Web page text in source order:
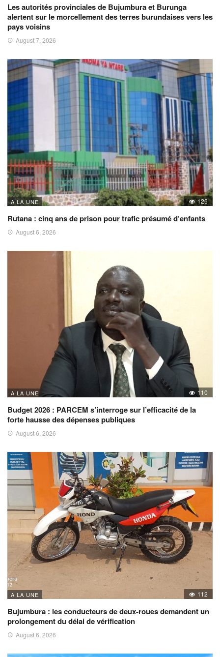
Les autorités provinciales de Bujumbura et Burunga
alertent sur le morcellement des terres burundaises vers les
pays voisins
August 7, 2026
A LA UNE 126
Rutana : cinq ans de prison pour trafic présumé d’enfants
August 6, 2026
A LA UNE 110
Budget 2026 : PARCEM s’interroge sur l’efficacité de la
forte hausse des dépenses publiques
August 6, 2026
A LA UNE 112
Bujumbura : les conducteurs de deux-roues demandent un
prolongement du délai de vérification
August 6, 2026